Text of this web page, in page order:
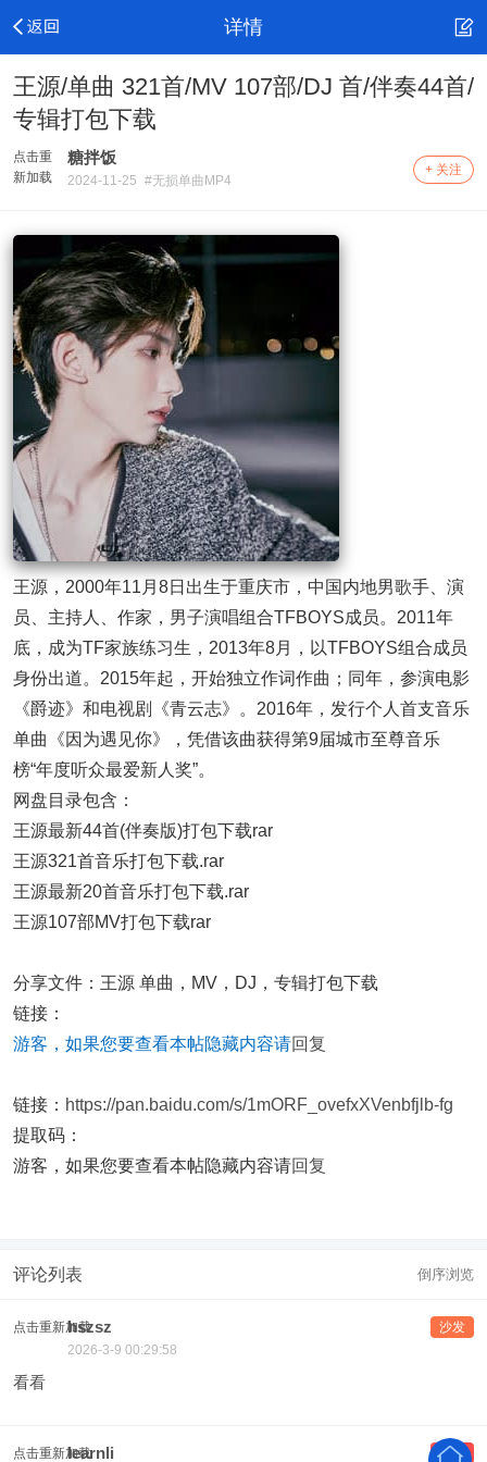
详情
王源/单曲 321首/MV 107部/DJ 首/伴奏44首/
专辑打包下载
点击重
新加载
糖拌饭
2024-11-25 #无损单曲MP4
+ 关注
王源，2000年11月8日出生于重庆市，中国内地男歌手、演
员、主持人、作家，男子演唱组合TFBOYS成员。2011年
底，成为TF家族练习生，2013年8月，以TFBOYS组合成员
身份出道。2015年起，开始独立作词作曲；同年，参演电影
《爵迹》和电视剧《青云志》。2016年，发行个人首支音乐
单曲《因为遇见你》，凭借该曲获得第9届城市至尊音乐
榜“年度听众最爱新人奖”。
网盘目录包含：
王源最新44首(伴奏版)打包下载rar
王源321首音乐打包下载.rar
王源最新20首音乐打包下载.rar
王源107部MV打包下载rar
分享文件：王源 单曲，MV，DJ，专辑打包下载
链接：
游客，如果您要查看本帖隐藏内容请回复
链接： https://pan.baidu.com/s/1mORF_ovefxXVenbfjlb-fg
提取码：
游客，如果您要查看本帖隐藏内容请回复
评论列表 倒序浏览
点击重新加载 沙发
hszsz
2026-3-9 00:29:58
看看
点击重新加载 板凳
learnli